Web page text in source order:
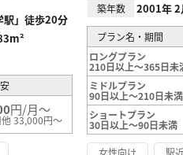
駅」徒歩20分
円/月～
33,000円～
築年数 2001年 2
プラン名・期間
ロングプラン
210日以上～365日未
ミドルプラン
90日以上～210日未満
ショートプラン
30日以上～90日未満